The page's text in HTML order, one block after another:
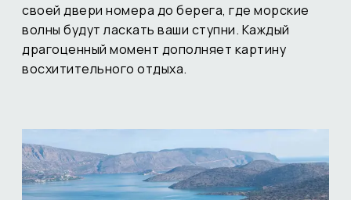
своей двери номера до берега, где морские
волны будут ласкать ваши ступни. Каждый
драгоценный момент дополняет картину
восхитительного отдыха.